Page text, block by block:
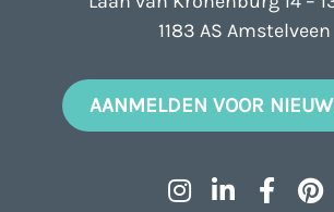
1183 AS Amstelveen
AANMELDEN VOOR